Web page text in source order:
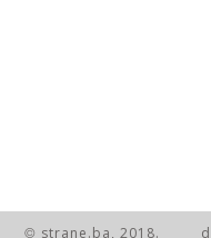
© strane.ba, 2018.